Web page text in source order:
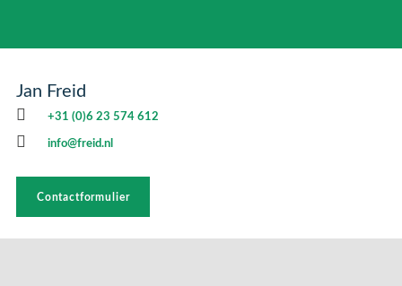
Jan Freid
+31 (0)6 23 574 612
info@freid.nl
Contactformulier